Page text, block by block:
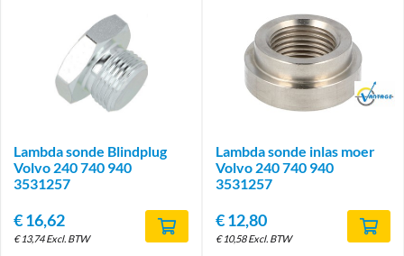
Lambda sonde Blindplug
Volvo 240 740 940
3531257
€16,62
€13,74 Excl. BTW
Brand
Lambda sonde inlas moer
Volvo 240 740 940
3531257
€12,80
€10,58 Excl. BTW